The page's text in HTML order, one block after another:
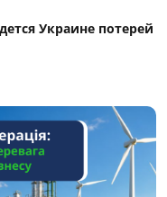
Украине потерей